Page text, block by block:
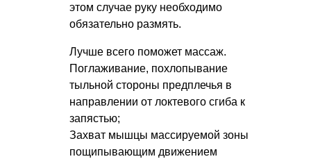
этом случае руку необходимо
обязательно размять.
Лучше всего поможет массаж.
Поглаживание, похлопывание
тыльной стороны предплечья в
направлении от локтевого сгиба к
запястью;
Захват мышцы массируемой зоны
пощипывающим движением